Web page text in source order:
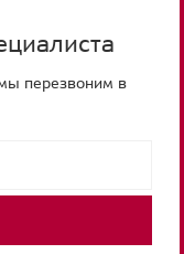
перезвоним в